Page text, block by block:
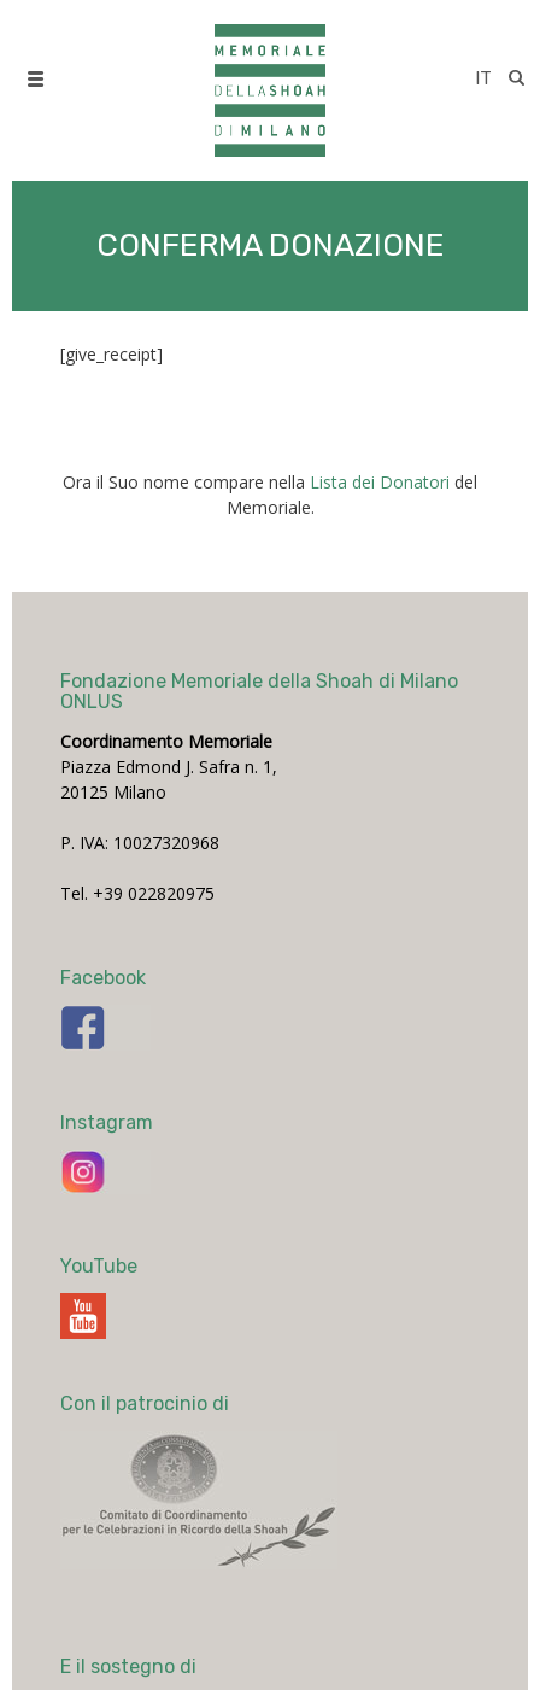
IT
CONFERMA DONAZIONE
[give_receipt]
Ora il Suo nome compare nella Lista dei Donatori del
Memoriale.
Fondazione Memoriale della Shoah di Milano
ONLUS
Coordinamento Memoriale
Piazza Edmond J. Safra n. 1,
20125 Milano
P. IVA: 10027320968
Tel. +39 022820975
Facebook
Instagram
YouTube
Con il patrocinio di
E il sostegno di